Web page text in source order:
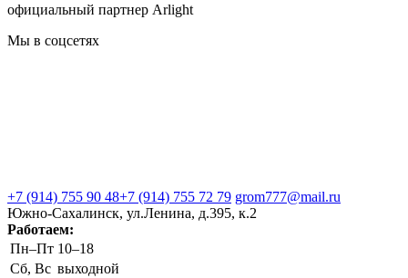
официальный партнер Arlight
Мы в соцсетях
+7 (914) 755 90 48+7 (914) 755 72 79 grom777@mail.ru
Южно-Сахалинск, ул.Ленина, д.395, к.2
Работаем:
Пн–Пт 10–18
Сб, Вс выходной